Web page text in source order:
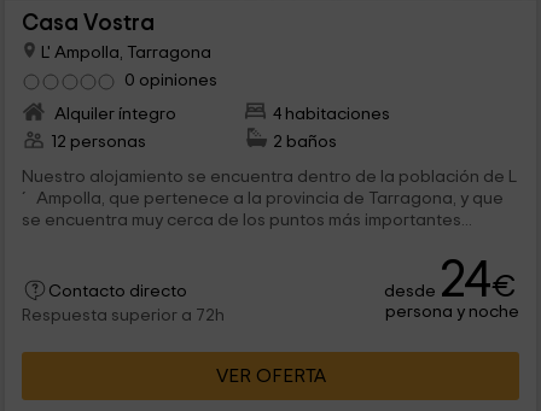
Casa Vostra
L' Ampolla, Tarragona
0 opiniones
Alquiler íntegro
4 habitaciones
12 personas
2 baños
Nuestro alojamiento se encuentra dentro de la población de L
´ Ampolla, que pertenece a la provincia de Tarragona, y que
se encuentra muy cerca de los puntos más importantes...
Contacto directo
Respuesta superior a 72h
desde 24€
persona y noche
VER OFERTA